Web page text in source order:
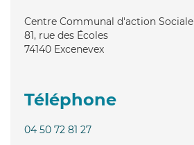
Centre Communal d'action Sociale
81, rue des Écoles
74140 Excenevex
Téléphone
04 50 72 81 27